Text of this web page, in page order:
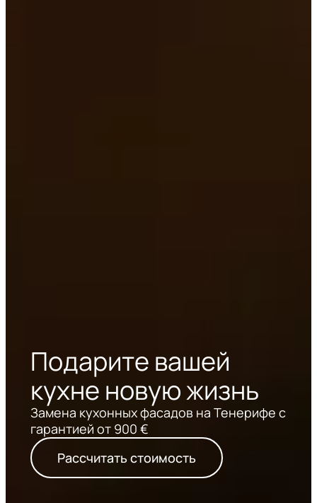
Подарите вашей
кухне новую жизнь
Замена кухонных фасадов на Тенерифе с
гарантией от 900 €
Рассчитать стоимость